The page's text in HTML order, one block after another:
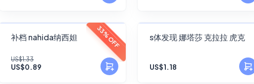
FANSKY33% OFF
补档 nahida纳西妲
US$1.33
US$0.89
FANSKY
s体发现 娜塔莎 克拉拉 虎克
US$1.18